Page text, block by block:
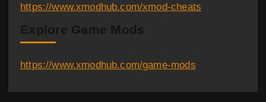
https://www.xmodhub.com/xmod-cheats
Explore Game Mods
https://www.xmodhub.com/game-mods